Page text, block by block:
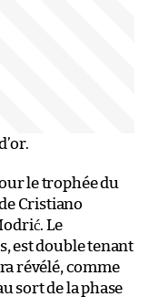
le trophée du
Cristiano
Le
est double tenant
révélé, comme
sort de la phase